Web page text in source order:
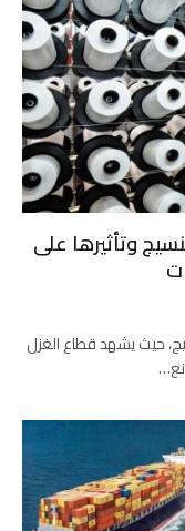
وتأثيرها على
حيث يشهد قطاع الغزل